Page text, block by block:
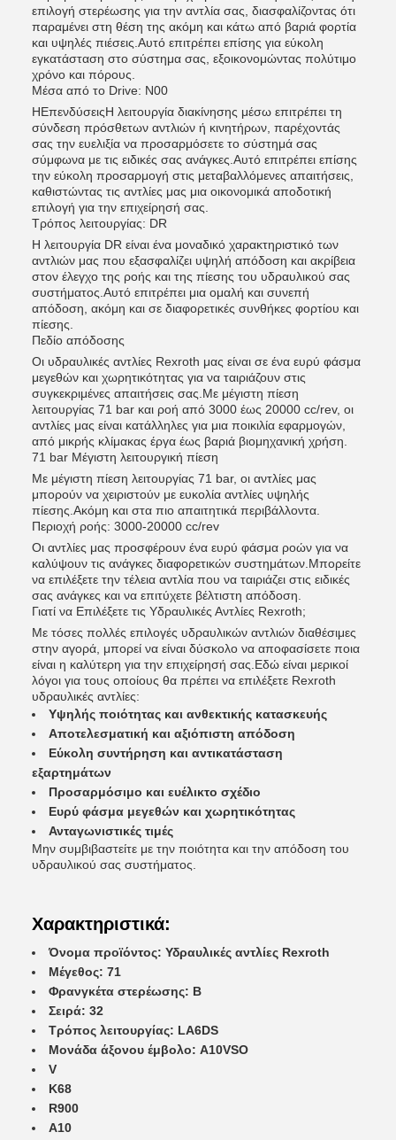
επιλογή στερέωσης για την αντλία σας, διασφαλίζοντας ότι
παραμένει στη θέση της ακόμη και κάτω από βαριά φορτία
και υψηλές πιέσεις.Αυτό επιτρέπει επίσης για εύκολη
εγκατάσταση στο σύστημα σας, εξοικονομώντας πολύτιμο
χρόνο και πόρους.
Μέσα από το Drive: N00
ΗΕπενδύσειςΗ λειτουργία διακίνησης μέσω επιτρέπει τη
σύνδεση πρόσθετων αντλιών ή κινητήρων, παρέχοντάς
σας την ευελιξία να προσαρμόσετε το σύστημά σας
σύμφωνα με τις ειδικές σας ανάγκες.Αυτό επιτρέπει επίσης
την εύκολη προσαρμογή στις μεταβαλλόμενες απαιτήσεις,
καθιστώντας τις αντλίες μας μια οικονομικά αποδοτική
επιλογή για την επιχείρησή σας.
Τρόπος λειτουργίας: DR
Η λειτουργία DR είναι ένα μοναδικό χαρακτηριστικό των
αντλιών μας που εξασφαλίζει υψηλή απόδοση και ακρίβεια
στον έλεγχο της ροής και της πίεσης του υδραυλικού σας
συστήματος.Αυτό επιτρέπει μια ομαλή και συνεπή
απόδοση, ακόμη και σε διαφορετικές συνθήκες φορτίου και
πίεσης.
Πεδίο απόδοσης
Οι υδραυλικές αντλίες Rexroth μας είναι σε ένα ευρύ φάσμα
μεγεθών και χωρητικότητας για να ταιριάζουν στις
συγκεκριμένες απαιτήσεις σας.Με μέγιστη πίεση
λειτουργίας 71 bar και ροή από 3000 έως 20000 cc/rev, οι
αντλίες μας είναι κατάλληλες για μια ποικιλία εφαρμογών,
από μικρής κλίμακας έργα έως βαριά βιομηχανική χρήση.
71 bar Μέγιστη λειτουργική πίεση
Με μέγιστη πίεση λειτουργίας 71 bar, οι αντλίες μας
μπορούν να χειριστούν με ευκολία αντλίες υψηλής
πίεσης.Ακόμη και στα πιο απαιτητικά περιβάλλοντα.
Περιοχή ροής: 3000-20000 cc/rev
Οι αντλίες μας προσφέρουν ένα ευρύ φάσμα ροών για να
καλύψουν τις ανάγκες διαφορετικών συστημάτων.Μπορείτε
να επιλέξετε την τέλεια αντλία που να ταιριάζει στις ειδικές
σας ανάγκες και να επιτύχετε βέλτιστη απόδοση.
Γιατί να Επιλέξετε τις Υδραυλικές Αντλίες Rexroth;
Με τόσες πολλές επιλογές υδραυλικών αντλιών διαθέσιμες
στην αγορά, μπορεί να είναι δύσκολο να αποφασίσετε ποια
είναι η καλύτερη για την επιχείρησή σας.Εδώ είναι μερικοί
λόγοι για τους οποίους θα πρέπει να επιλέξετε Rexroth
υδραυλικές αντλίες:
Υψηλής ποιότητας και ανθεκτικής κατασκευής
Αποτελεσματική και αξιόπιστη απόδοση
Εύκολη συντήρηση και αντικατάσταση
εξαρτημάτων
Προσαρμόσιμο και ευέλικτο σχέδιο
Ευρύ φάσμα μεγεθών και χωρητικότητας
Ανταγωνιστικές τιμές
Μην συμβιβαστείτε με την ποιότητα και την απόδοση του
υδραυλικού σας συστήματος.
Χαρακτηριστικά:
Όνομα προϊόντος: Υδραυλικές αντλίες Rexroth
Μέγεθος: 71
Φρανγκέτα στερέωσης: Β
Σειρά: 32
Τρόπος λειτουργίας: LA6DS
Μονάδα άξονου έμβολο: A10VSO
V
K68
R900
Α10